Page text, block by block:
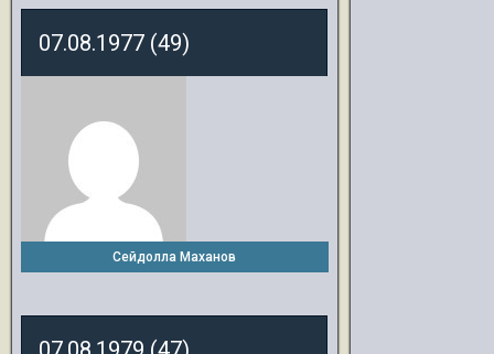
07.08.1977 (49)
Сейдолла Маханов